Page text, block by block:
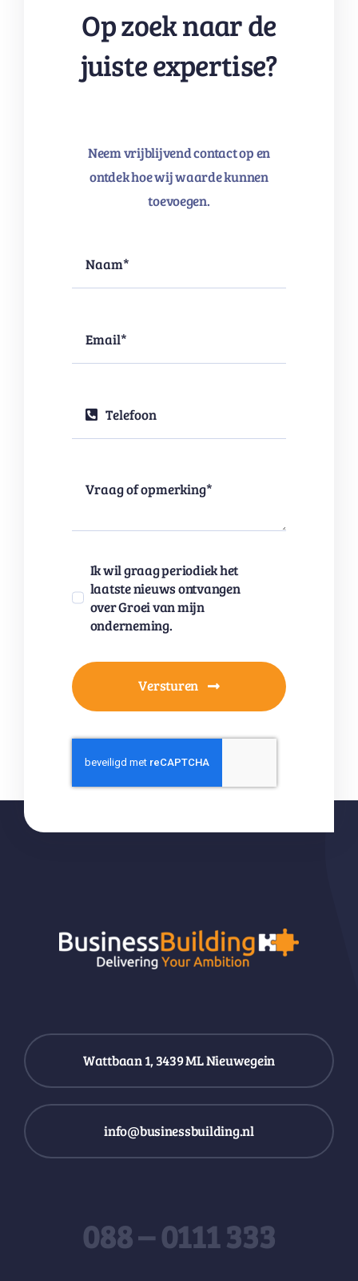
Op zoek naar de
juiste expertise?
Neem vrijblijvend contact op en
ontdek hoe wij waarde kunnen
toevoegen.
Ik wil graag periodiek het
laatste nieuws ontvangen
over Groei van mijn
onderneming.
Versturen
Wattbaan 1, 3439 ML Nieuwegein
info@businessbuilding.nl
088 – 0111 333